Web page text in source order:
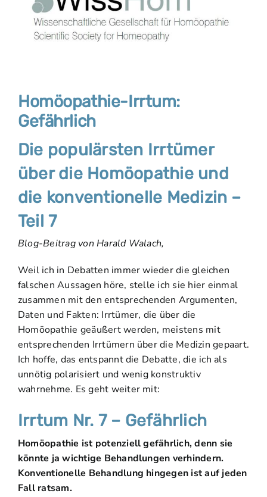
Homöopathie-Irrtum:
Gefährlich
Die populärsten Irrtümer
über die Homöopathie und
die konventionelle Medizin –
Teil 7
Blog-Beitrag von Harald Walach,
Weil ich in Debatten immer wieder die gleichen
falschen Aussagen höre, stelle ich sie hier einmal
zusammen mit den entsprechenden Argumenten,
Daten und Fakten: Irrtümer, die über die
Homöopathie geäußert werden, meistens mit
entsprechenden Irrtümern über die Medizin gepaart.
Ich hoffe, das entspannt die Debatte, die ich als
unnötig polarisiert und wenig konstruktiv
wahrnehme. Es geht weiter mit:
Irrtum Nr. 7 – Gefährlich
Homöopathie ist potenziell gefährlich, denn sie
könnte ja wichtige Behandlungen verhindern.
Konventionelle Behandlung hingegen ist auf jeden
Fall ratsam.